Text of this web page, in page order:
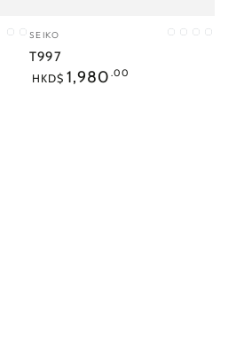
C1C2
小
販：
SEIKO G37500
070
T997
正
HKD$ 1,980 .00